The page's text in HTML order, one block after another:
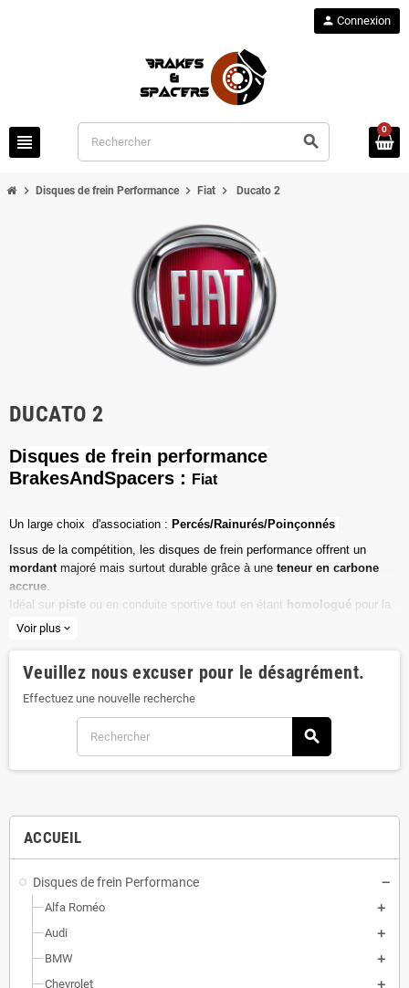
view_headline search
person Connexion
0
chevron_right Disques de frein Performance chevron_right Fiat chevron_right Ducato 2
ACCUEIL
Disques de frein Performance
Alfa Roméo
Audi
BMW
Chevrolet
DUCATO 2
Disques de frein performance
BrakesAndSpacers :
Fiat
Un l arge choix d'association : Percés/Rainurés/Poinçonnés
Issus de la compétition, les disques de frein performance offrent un
mordant majoré mais surtout durable grâce à une teneur en carbone
accrue.
Idéal sur piste ou en conduite sportive tout en étant homologué pour la
route ouverte.
Vendu par paire
Valeur de friction maximale
Poids réduit de 20% en moyenne
Homologué pour le contrôle technique
Voir plus expand_more
Veuillez nous excuser pour le désagrément.
Effectuez une nouvelle recherche
search